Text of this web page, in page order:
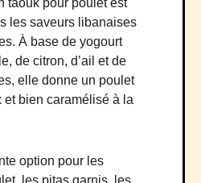
taouk pour poulet est
les saveurs libanaises
À base de yogourt
de citron, d’ail et de
elle donne un poulet
et bien caramélisé à la
option pour les
les pitas garnis, les